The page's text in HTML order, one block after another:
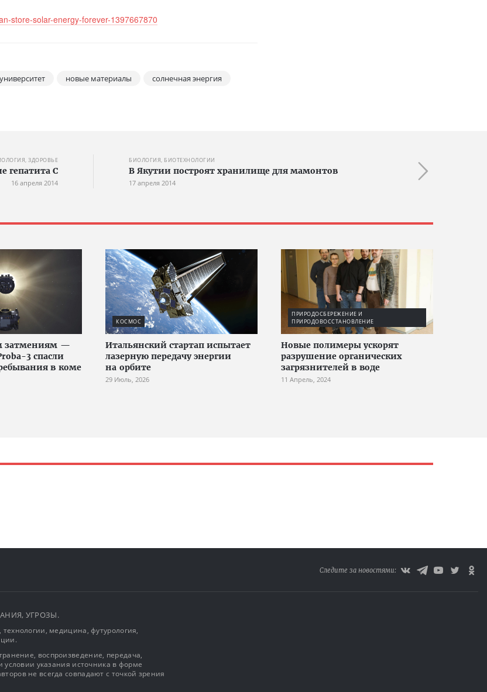
store-solar-energy-forever-1397667870
новые материалы
солнечная энергия
ЗДОРОВЬЕ
гепатита С
16 апреля 2014
БИОЛОГИЯ, БИОТЕХНОЛОГИИ
В Якутии построят хранилище для мамонтов
17 апреля 2014
затмениям —
3 спасли
в коме
КОСМОС
Итальянский стартап испытает
лазерную передачу энергии
на орбите
29 Июль, 2026
ПРИРОДОСБЕРЕЖЕНИЕ И
ПРИРОДОВОССТАНОВЛЕНИЕ
Новые полимеры ускорят
разрушение органических
загрязнителей в воде
11 Апрель, 2024
Следите за новостями:
УГРОЗЫ.
медицина, футурология,
воспроизведение, передача,
условии указания источника в форме
не всегда совпадают с точкой зрения